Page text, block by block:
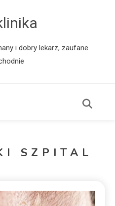
i dobry lekarz, zaufane
SZPITAL